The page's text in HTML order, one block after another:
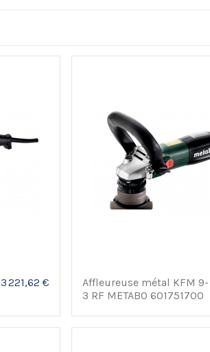
3 221,62 €
Affleureuse métal KFM 9-
3 RF METABO 601751700